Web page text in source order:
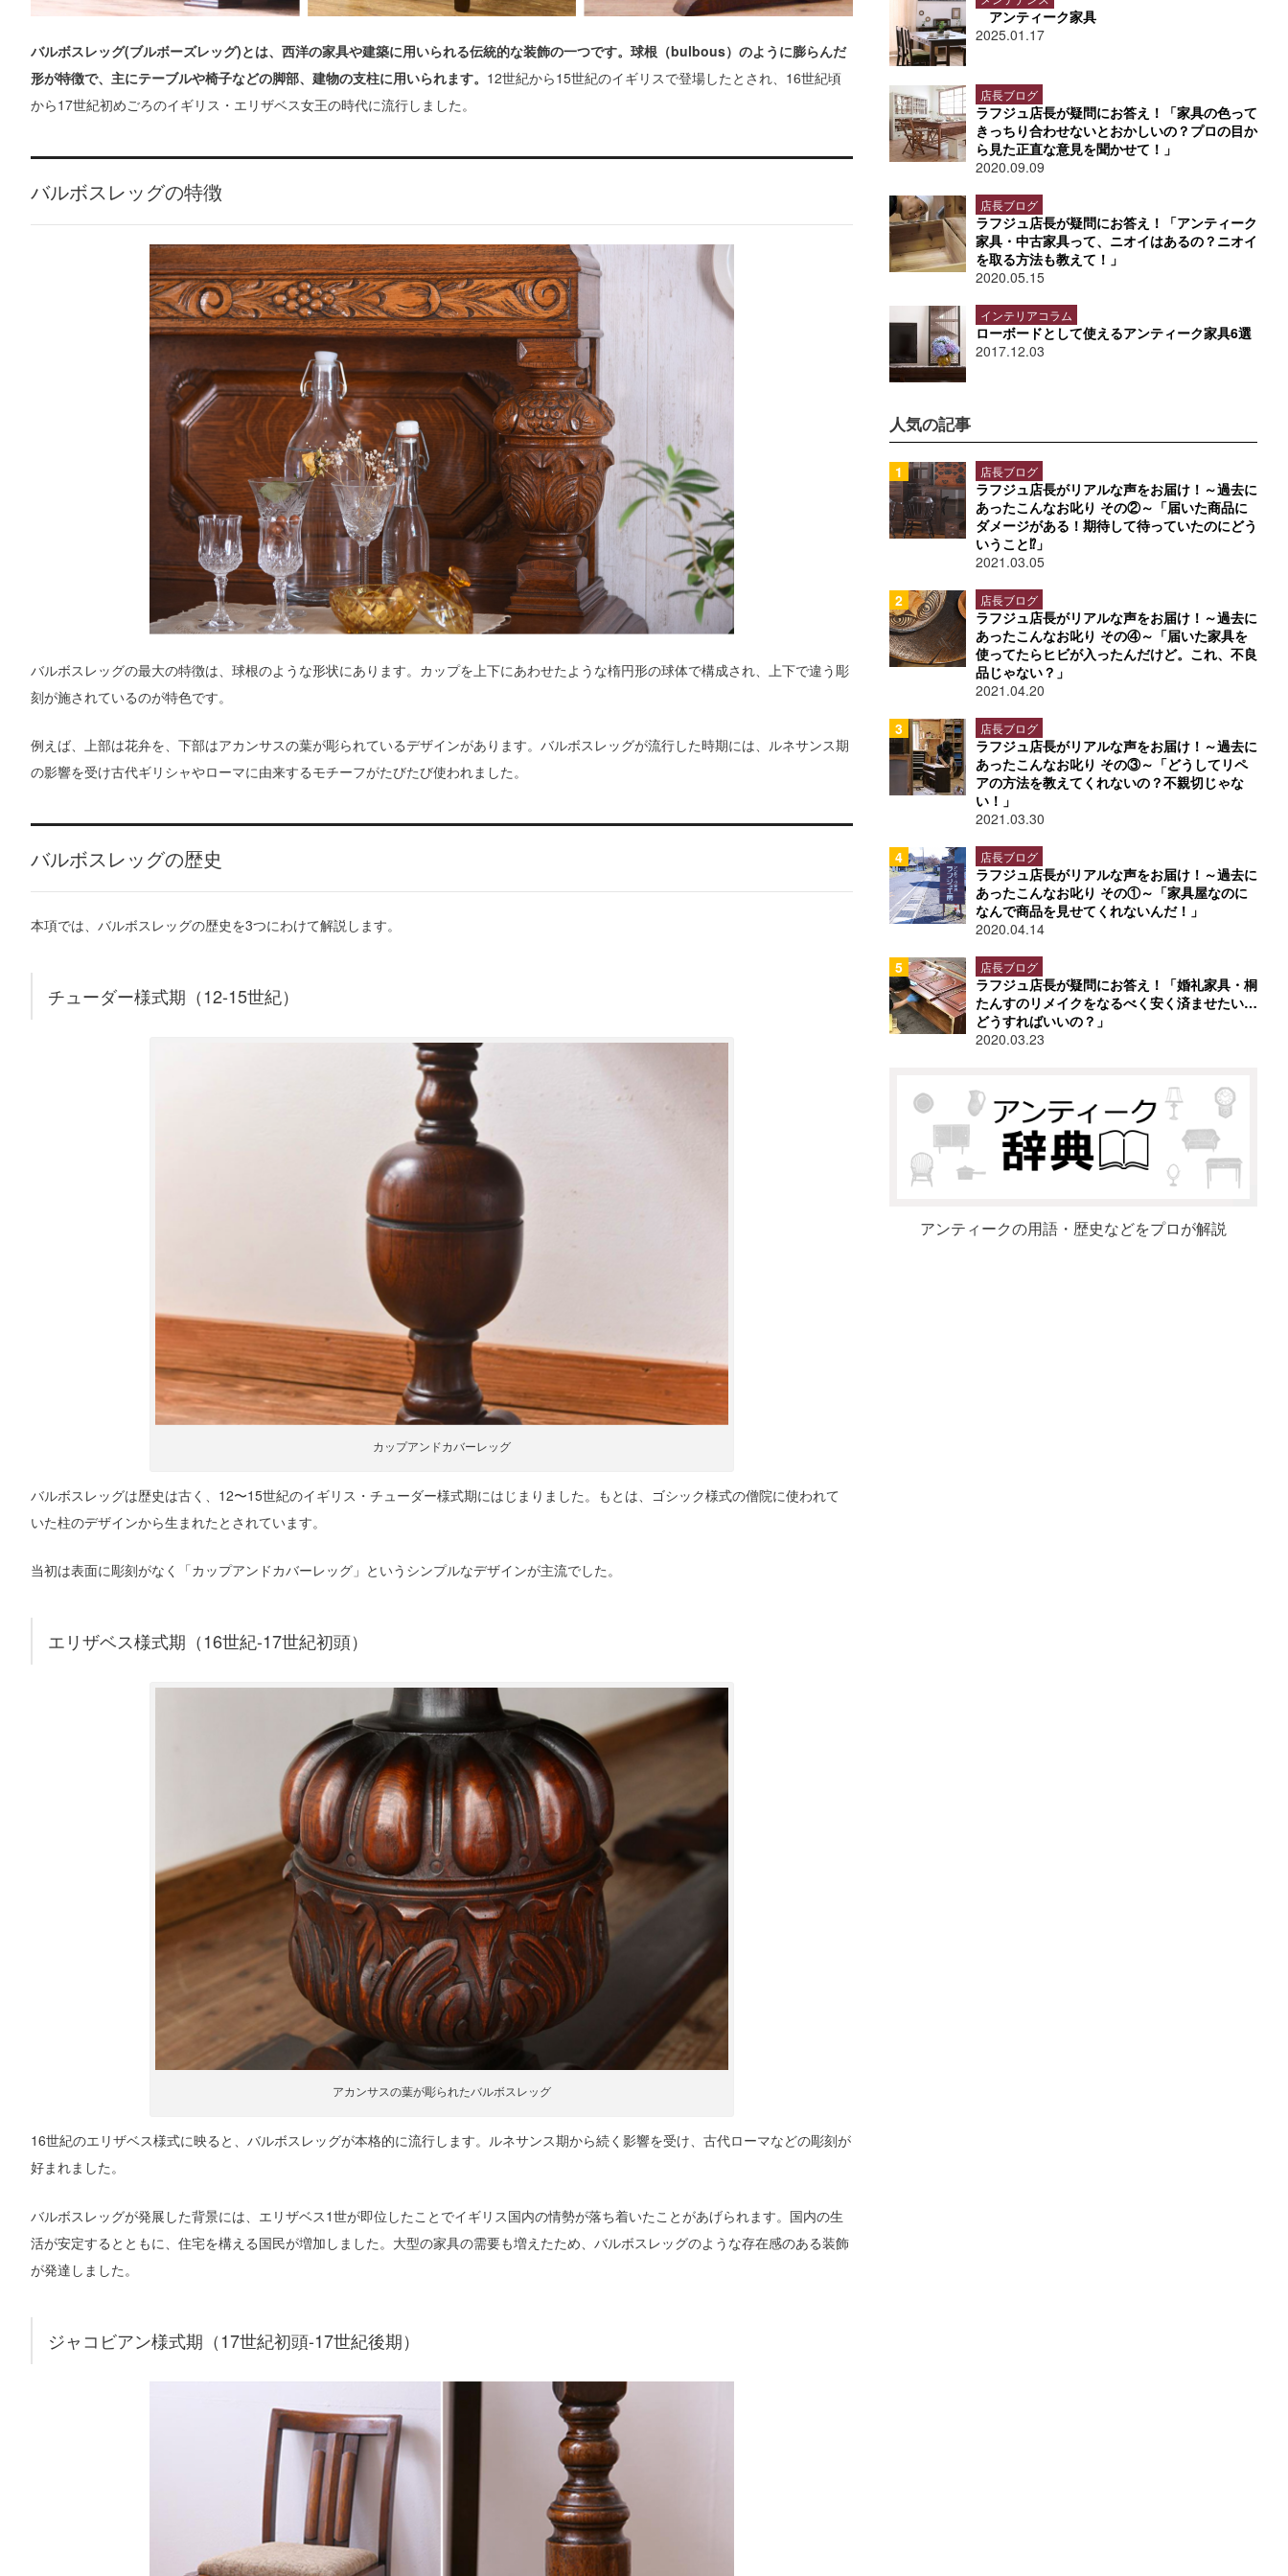
バルボスレッグ(ブルボーズレッグ)とは、西洋の家具や建築に用いられる伝統的な装飾の一つです。球根（bulbous）のように膨らんだ
形が特徴で、主にテーブルや椅子などの脚部、建物の支柱に用いられます。 12世紀から15世紀のイギリスで登場したとされ、16世紀頃
から17世紀初めごろのイギリス・エリザベス女王の時代に流行しました。
バルボスレッグの特徴
バルボスレッグの最大の特徴は、球根のような形状にあります。カップを上下にあわせたような楕円形の球体で構成され、上下で違う彫
刻が施されているのが特色です。
例えば、上部は花弁を、下部はアカンサスの葉が彫られているデザインがあります。バルボスレッグが流行した時期には、ルネサンス期
の影響を受け古代ギリシャやローマに由来するモチーフがたびたび使われました。
バルボスレッグの歴史
本項では、バルボスレッグの歴史を3つにわけて解説します。
チューダー様式期（12-15世紀）
カップアンドカバーレッグ
バルボスレッグは歴史は古く、12〜15世紀のイギリス・チューダー様式期にはじまりました。もとは、ゴシック様式の僧院に使われて
いた柱のデザインから生まれたとされています。
当初は表面に彫刻がなく「カップアンドカバーレッグ」というシンプルなデザインが主流でした。
エリザベス様式期（16世紀-17世紀初頭）
アカンサスの葉が彫られたバルボスレッグ
16世紀のエリザベス様式に映ると、バルボスレッグが本格的に流行します。ルネサンス期から続く影響を受け、古代ローマなどの彫刻が
好まれました。
バルボスレッグが発展した背景には、エリザベス1世が即位したことでイギリス国内の情勢が落ち着いたことがあげられます。国内の生
活が安定するとともに、住宅を構える国民が増加しました。大型の家具の需要も増えたため、バルボスレッグのような存在感のある装飾
が発達しました。
ジャコビアン様式期（17世紀初頭-17世紀後期）
アンティーク家具
2025.01.17
店長ブログ
ラフジュ店長が疑問にお答え！「家具の色って
きっちり合わせないとおかしいの？プロの目か
ら見た正直な意見を聞かせて！」
2020.09.09
店長ブログ
ラフジュ店長が疑問にお答え！「アンティーク
家具・中古家具って、ニオイはあるの？ニオイ
を取る方法も教えて！」
2020.05.15
インテリアコラム
ローボードとして使えるアンティーク家具6選
2017.12.03
人気の記事
店長ブログ
ラフジュ店長がリアルな声をお届け！～過去に
あったこんなお叱り その②～「届いた商品に
ダメージがある！期待して待っていたのにどう
いうこと⁉」
2021.03.05
店長ブログ
ラフジュ店長がリアルな声をお届け！～過去に
あったこんなお叱り その④～「届いた家具を
使ってたらヒビが入ったんだけど。これ、不良
品じゃない？」
2021.04.20
店長ブログ
ラフジュ店長がリアルな声をお届け！～過去に
あったこんなお叱り その③～「どうしてリペ
アの方法を教えてくれないの？不親切じゃな
い！」
2021.03.30
店長ブログ
ラフジュ店長がリアルな声をお届け！～過去に
あったこんなお叱り その①～「家具屋なのに
なんで商品を見せてくれないんだ！」
2020.04.14
店長ブログ
ラフジュ店長が疑問にお答え！「婚礼家具・桐
たんすのリメイクをなるべく安く済ませたい…
どうすればいいの？」
2020.03.23
アンティークの用語・歴史などをプロが解説